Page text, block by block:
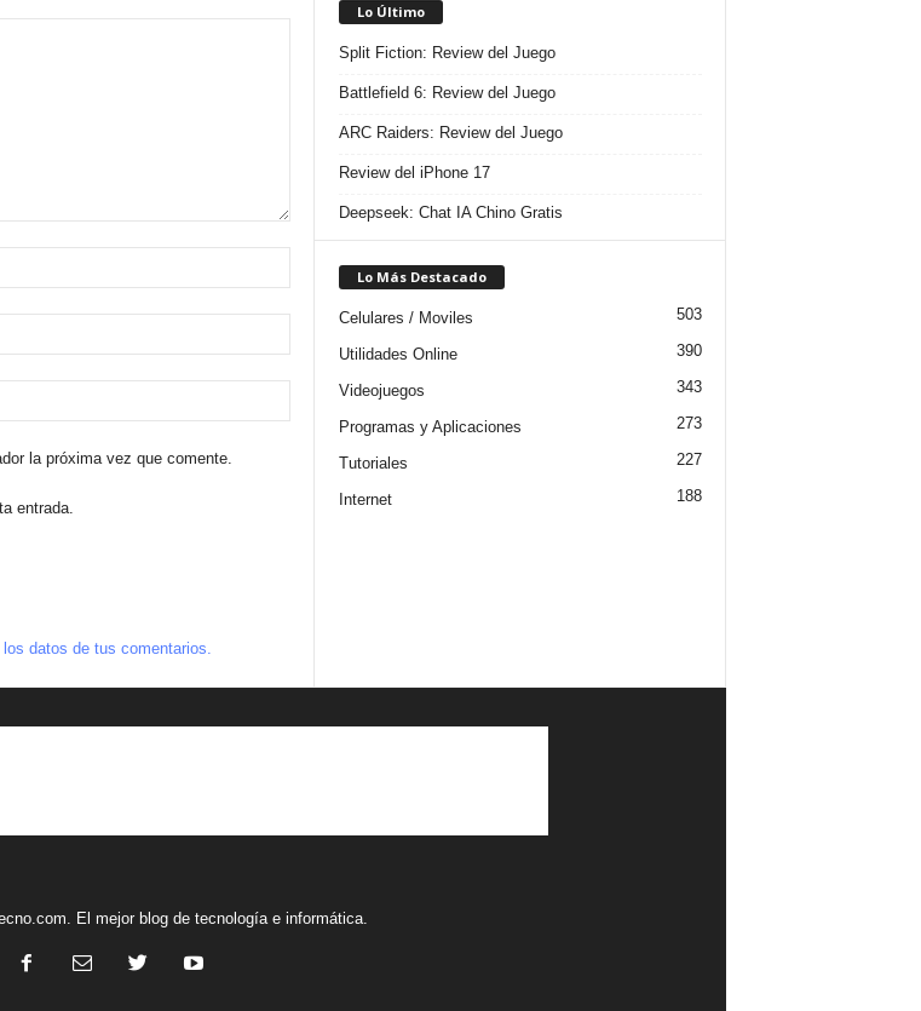
la próxima vez que comente.
entrada.
datos de tus comentarios.
Lo Último
Split Fiction: Review del Juego
Battlefield 6: Review del Juego
ARC Raiders: Review del Juego
Review del iPhone 17
Deepseek: Chat IA Chino Gratis
Lo Más Destacado
Celulares / Moviles 503
Utilidades Online 390
Videojuegos 343
Programas y Aplicaciones 273
Tutoriales 227
Internet 188
El mejor blog de tecnología e informática.